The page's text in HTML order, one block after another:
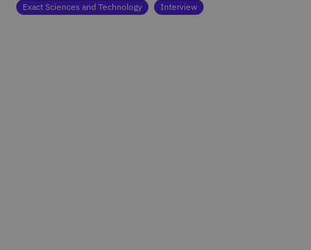
Exact Sciences and Technology Interview